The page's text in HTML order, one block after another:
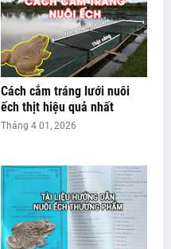
Cách cắm tráng lưới nuôi
ếch thịt hiệu quả nhất
Tháng 4 01, 2026